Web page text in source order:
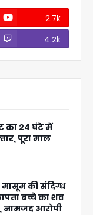
2.7k
4.2k
का 24 घंटे में
पूरा माल
मासूम की संदिग्ध
बच्चे का शव
नामजद आरोपी